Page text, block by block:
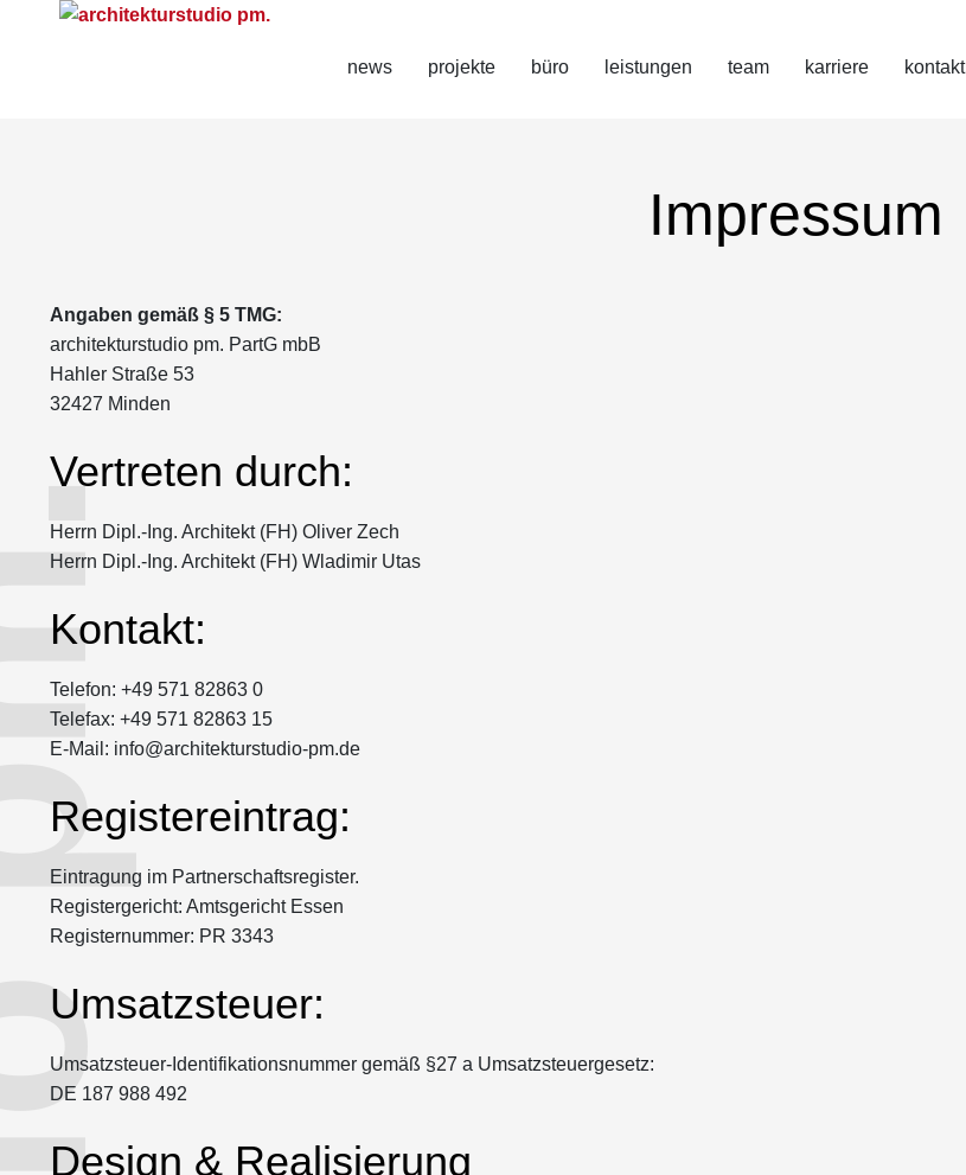
news projekte büro leistungen team karriere kontakt
Impressum
Angaben gemäß § 5 TMG:
architekturstudio pm. PartG mbB
Hahler Straße 53
32427 Minden
Vertreten durch:
Herrn Dipl.-Ing. Architekt (FH) Oliver Zech
Herrn Dipl.-Ing. Architekt (FH) Wladimir Utas
Kontakt:
Telefon: +49 571 82863 0
Telefax: +49 571 82863 15
E-Mail: info@architekturstudio-pm.de
Registereintrag:
Eintragung im Partnerschaftsregister.
Registergericht: Amtsgericht Essen
Registernummer: PR 3343
Umsatzsteuer:
Umsatzsteuer-Identifikationsnummer gemäß §27 a Umsatzsteuergesetz:
DE 187 988 492
Design & Realisierung